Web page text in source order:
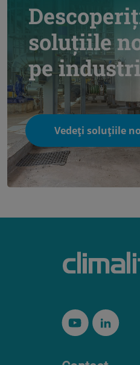
soluțiile
pe
Vedeți soluțiile